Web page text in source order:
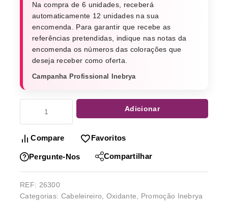
Na compra de 6 unidades, receberá
automaticamente 12 unidades na sua
encomenda. Para garantir que recebe as
referências pretendidas, indique nas notas da
encomenda os números das colorações que
deseja receber como oferta.
Campanha Profissional Inebrya
Adicionar
Compare Favoritos
Pergunte-Nos Compartilhar
REF: 26300
Categorias: Cabeleireiro, Oxidante, Promoção Inebrya